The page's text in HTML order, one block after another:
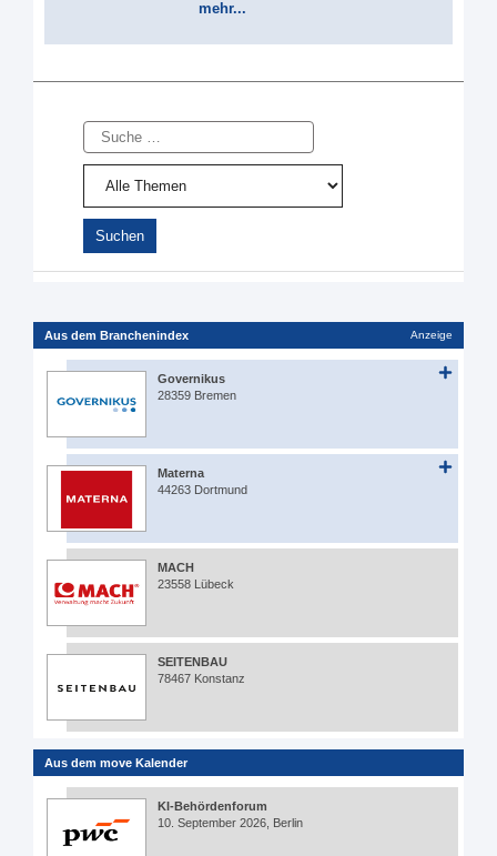
mehr...
Suche
Aus dem Branchenindex Anzeige
Governikus
28359 Bremen
Materna
44263 Dortmund
MACH
23558 Lübeck
SEITENBAU
78467 Konstanz
Aus dem move Kalender
KI-Behördenforum
10. September 2026, Berlin